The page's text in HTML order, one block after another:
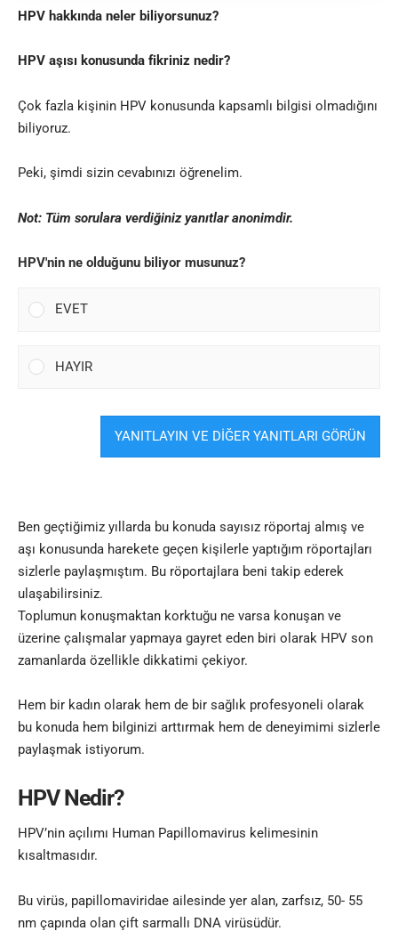
HPV hakkında neler biliyorsunuz?
HPV aşısı konusunda fikriniz nedir?
Çok fazla kişinin HPV konusunda kapsamlı bilgisi olmadığını
biliyoruz.
Peki, şimdi sizin cevabınızı öğrenelim.
Not: Tüm sorulara verdiğiniz yanıtlar anonimdir.
HPV'nin ne olduğunu biliyor musunuz?
EVET
HAYIR
YANITLAYIN VE DİĞER YANITLARI GÖRÜN
Ben geçtiğimiz yıllarda bu konuda sayısız röportaj almış ve
aşı konusunda harekete geçen kişilerle yaptığım röportajları
sizlerle paylaşmıştım. Bu röportajlara beni takip ederek
ulaşabilirsiniz.
Toplumun konuşmaktan korktuğu ne varsa konuşan ve
üzerine çalışmalar yapmaya gayret eden biri olarak HPV son
zamanlarda özellikle dikkatimi çekiyor.
Hem bir kadın olarak hem de bir sağlık profesyoneli olarak
bu konuda hem bilginizi arttırmak hem de deneyimimi sizlerle
paylaşmak istiyorum.
HPV Nedir?
HPV’nin açılımı Human Papillomavirus kelimesinin
kısaltmasıdır.
Bu virüs, papillomaviridae ailesinde yer alan, zarfsız, 50- 55
nm çapında olan çift sarmallı DNA virüsüdür.